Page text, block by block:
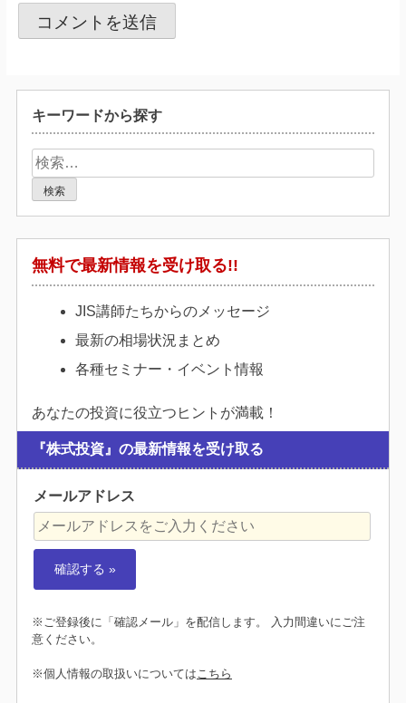
キーワードから探す
検
索:
無料で最新情報を受け取る!!
JIS講師たちからのメッセージ
最新の相場状況まとめ
各種セミナー・イベント情報
あなたの投資に役立つヒントが満載！
『株式投資』の最新情報を受け取る
メールアドレス
※ご登録後に「確認メール」を配信します。 入力間違いにご注
意ください。
※個人情報の取扱いについては こちら